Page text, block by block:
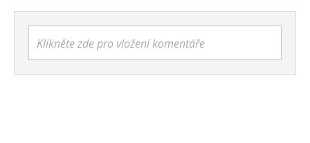
Klikněte zde pro vložení komentáře